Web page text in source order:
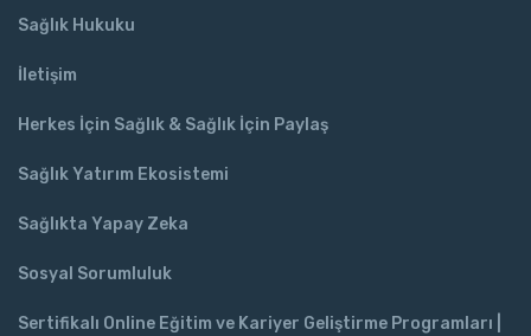
Sağlık Hukuku
İletişim
Herkes İçin Sağlık & Sağlık İçin Paylaş
Sağlık Yatırım Ekosistemi
Sağlıkta Yapay Zeka
Sosyal Sorumluluk
Sertifikalı Online Eğitim ve Kariyer Geliştirme Programları |